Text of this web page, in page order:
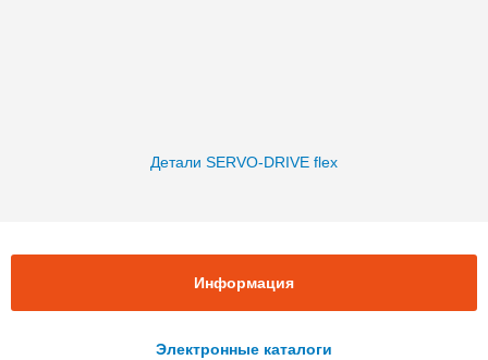
Детали SERVO-DRIVE flex
Информация
Электронные каталоги